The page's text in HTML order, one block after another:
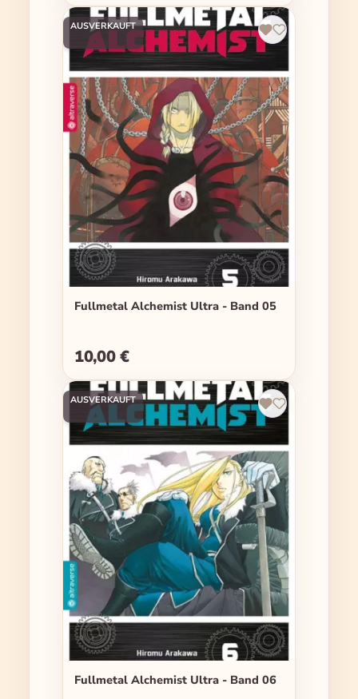
AUSVERKAUFT
Fullmetal Alchemist Ultra - Band 05
Regulärer Preis:
10,00 €
AUSVERKAUFT
Fullmetal Alchemist Ultra - Band 06